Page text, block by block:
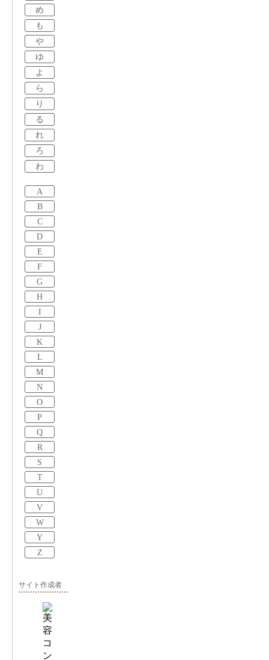
め
も
や
ゆ
よ
ら
り
る
れ
ろ
わ
A
B
C
D
E
F
G
H
I
J
K
L
M
N
O
P
Q
R
S
T
U
V
W
Y
Z
サイト作成者